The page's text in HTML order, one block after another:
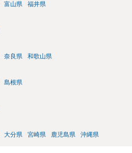
富山県 福井県
奈良県 和歌山県
島根県
大分県 宮崎県 鹿児島県 沖縄県